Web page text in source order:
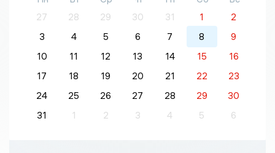
27
28 29 30 31 1
2
3
4 5 6 7 8
9
10
11 12 13 14 15
16
17
18 19 20 21 22
23
24
25 26 27 28 29
30
31
1 2 3 4 5 6